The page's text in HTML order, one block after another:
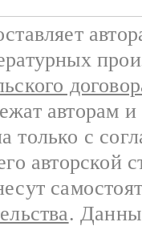
авторам
только с
авторской
.